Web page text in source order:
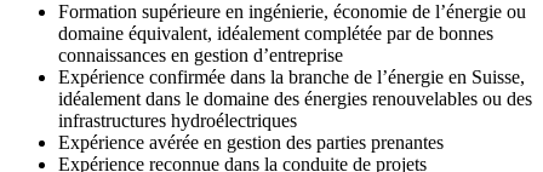
Formation supérieure en ingénierie, économie de l’énergie ou
domaine équivalent, idéalement complétée par de bonnes
connaissances en gestion d’entreprise
Expérience confirmée dans la branche de l’énergie en Suisse,
idéalement dans le domaine des énergies renouvelables ou des
infrastructures hydroélectriques
Expérience avérée en gestion des parties prenantes
Expérience reconnue dans la conduite de projets